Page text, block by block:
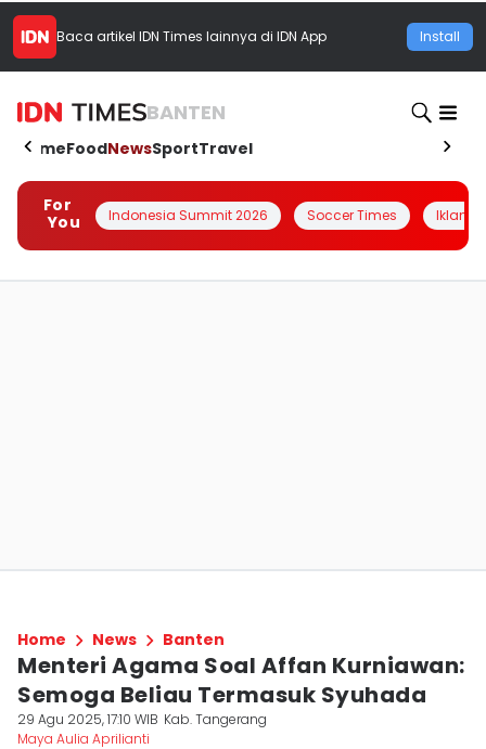
Baca artikel IDN Times lainnya di IDN App Install
BANTEN
HomeFoodNewsSportTravel
For
You
Indonesia Summit 2026 Soccer Times Iklanin
Home News Banten
Menteri Agama Soal Affan Kurniawan:
Semoga Beliau Termasuk Syuhada
29 Agu 2025, 17:10 WIB Kab. Tangerang
Maya Aulia Aprilianti